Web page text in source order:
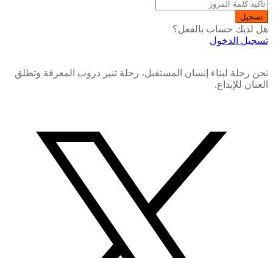
تسجيل
هل لديك حساب بالفعل؟
تسجيل الدخول
نحن رحلة لبناء إنسان المستقبل، رحلة تنير دروب المعرفة وتطلق
العنان للإبداع.